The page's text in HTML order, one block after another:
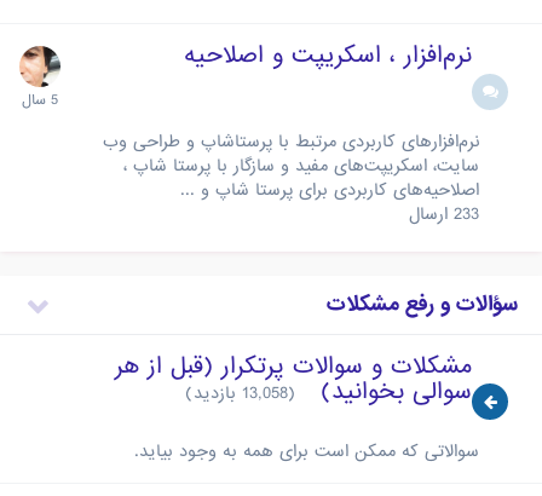
نرم‌افزار ، اسکریپت و اصلاحیه
نرم‌افزارهای کاربردی مرتبط با پرستاشاپ و طراحی وب
سایت، اسکریپت‌های مفید و سازگار با پرستا شاپ ،
اصلاحیه‌های کاربردی برای پرستا شاپ و ...
233 ارسال
سؤالات و رفع مشکلات
مشکلات و سوالات پرتکرار (قبل از هر
سوالی بخوانید)
سوالاتی که ممکن است برای همه به وجود بیاید.